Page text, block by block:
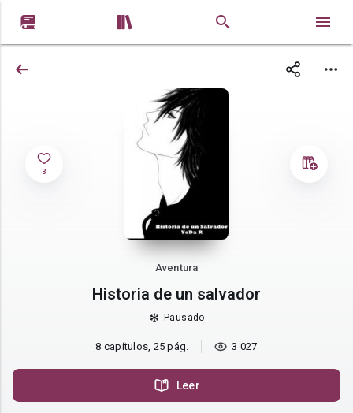
 
3
Aventura
Historia de un salvador
Pausado
8 capítulos, 25 pág. 3 027
Leer